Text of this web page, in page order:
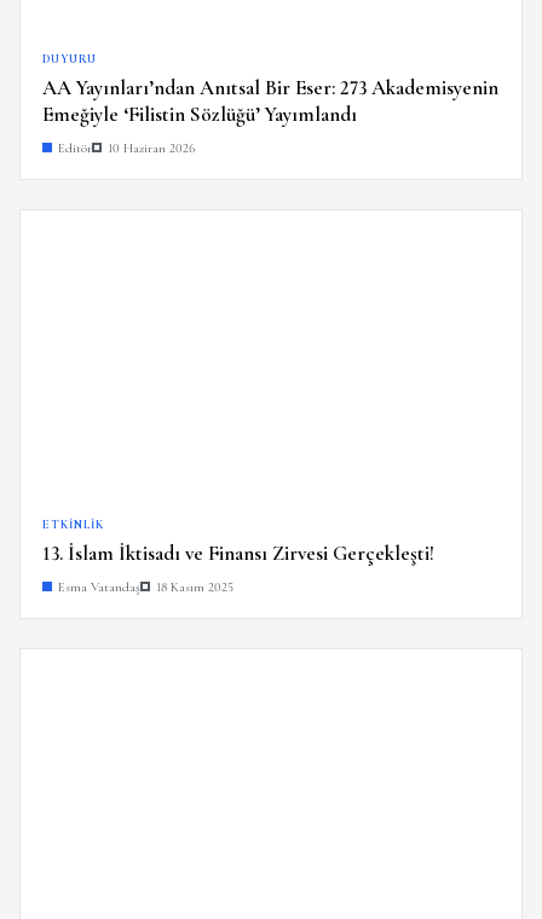
DUYURU
AA Yayınları’ndan Anıtsal Bir Eser: 273 Akademisyenin
Emeğiyle ‘Filistin Sözlüğü’ Yayımlandı
Editör 10 Haziran 2026
ETKINLIK
13. İslam İktisadı ve Finansı Zirvesi Gerçekleşti!
Esma Vatandaş 18 Kasım 2025